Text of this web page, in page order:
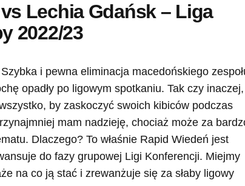
Lechia Gdańsk – Liga
2022/23
i pewna eliminacja macedońskiego
opadły po ligowym spotkaniu. Tak czy inaczej,
by zaskoczyć swoich kibiców podczas
mam nadzieję, chociaż może za
Dlaczego? To właśnie Rapid Wiedeń jest
do fazy grupowej Ligi Konferencji. Miejmy
na co ją stać i zrewanżuje się za słaby ligowy